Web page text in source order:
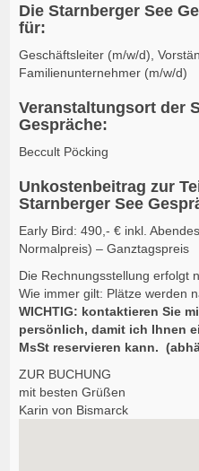
Die Starnberger See
für:
Geschäftsleiter (m/w/d),
Familienunternehmer (m/w/d)
Veranstaltungsort der
Gespräche:
Beccult Pöcking
Unkostenbeitrag zur
Starnberger See
Early Bird: 490,- € inkl.
Normalpreis) – Ganztagspreis
Die Rechnungsstellung erfolgt
Wie immer gilt: Plätze werden
WICHTIG: kontaktieren Sie
persönlich, damit ich Ihnen
MsSt reservieren kann.
ZUR BUCHUNG
mit besten Grüßen
Karin von Bismarck